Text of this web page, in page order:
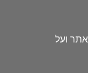
ועל